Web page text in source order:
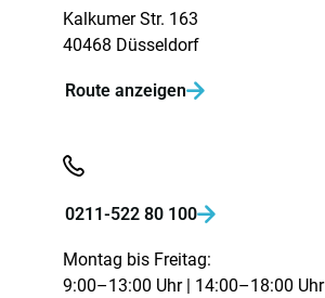
Kalkumer Str. 163
40468 Düsseldorf
Route anzeigen

0211-522 80 100
Montag bis Freitag:
9:00–13:00 Uhr | 14:00–18:00 Uhr